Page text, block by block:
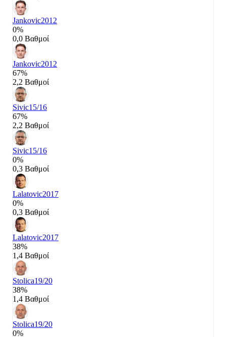
Jankovic2012
0%
0,0 Βαθμοί
Jankovic2012
67%
2,2 Βαθμοί
Sivic15/16
67%
2,2 Βαθμοί
Sivic15/16
0%
0,3 Βαθμοί
Lalatovic2017
0%
0,3 Βαθμοί
Lalatovic2017
38%
1,4 Βαθμοί
Stolica19/20
38%
1,4 Βαθμοί
Stolica19/20
0%